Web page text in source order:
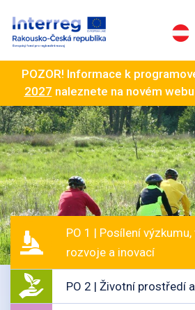
POZOR! Informace k
2027 naleznete na novém webu
PO 1 | Posílení
rozvoje a inovací
PO 2 | Životní prostředí